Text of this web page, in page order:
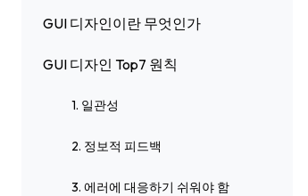
GUI 디자인이란 무엇인가
GUI 디자인 Top7 원칙
1. 일관성
2. 정보적 피드백
3. 에러에 대응하기 쉬워야 함